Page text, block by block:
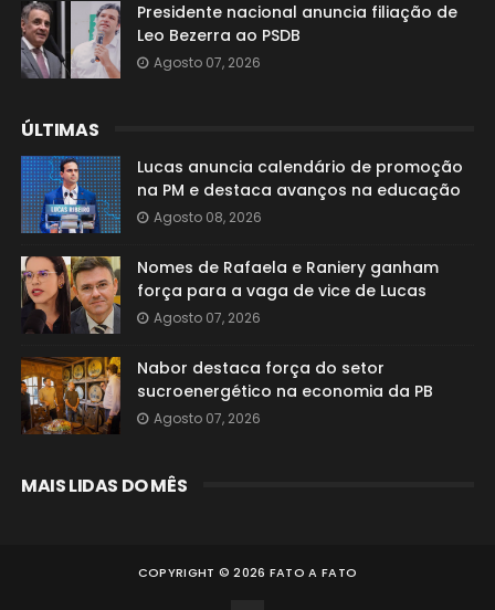
Presidente nacional anuncia filiação de
Leo Bezerra ao PSDB
Agosto 07, 2026
ÚLTIMAS
Lucas anuncia calendário de promoção
na PM e destaca avanços na educação
Agosto 08, 2026
Nomes de Rafaela e Raniery ganham
força para a vaga de vice de Lucas
Agosto 07, 2026
Nabor destaca força do setor
sucroenergético na economia da PB
Agosto 07, 2026
MAIS LIDAS DO MÊS
COPYRIGHT ©2026 FATO A FATO